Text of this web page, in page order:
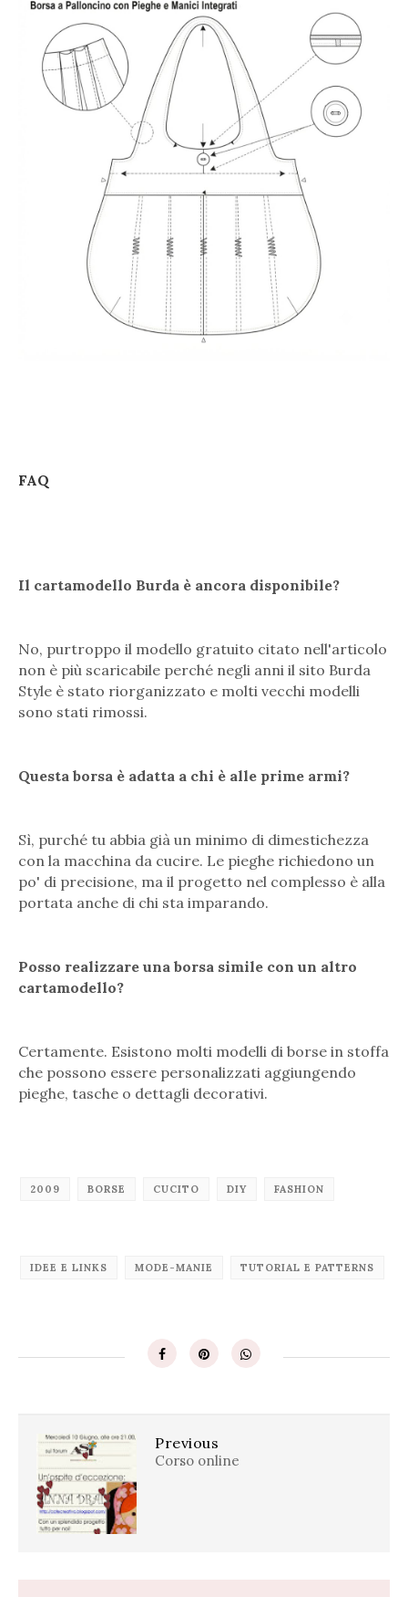
FAQ
Il cartamodello Burda è ancora disponibile?
No, purtroppo il modello gratuito citato nell'articolo
non è più scaricabile perché negli anni il sito Burda
Style è stato riorganizzato e molti vecchi modelli
sono stati rimossi.
Questa borsa è adatta a chi è alle prime armi?
Sì, purché tu abbia già un minimo di dimestichezza
con la macchina da cucire. Le pieghe richiedono un
po' di precisione, ma il progetto nel complesso è alla
portata anche di chi sta imparando.
Posso realizzare una borsa simile con un altro
cartamodello?
Certamente. Esistono molti modelli di borse in stoffa
che possono essere personalizzati aggiungendo
pieghe, tasche o dettagli decorativi.
2009 BORSE CUCITO DIY FASHION
IDEE E LINKS MODE-MANIE TUTORIAL E PATTERNS
Previous
Corso online